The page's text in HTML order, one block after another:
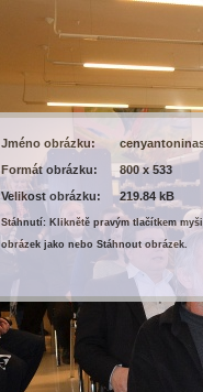
Jméno obrázku:
Formát obrázku:
800 x 533
Velikost obrázku:
219.84 kB
Stáhnutí: Kliknětě pravým tlačítkem
obrázek jako nebo Stáhnout obrázek.